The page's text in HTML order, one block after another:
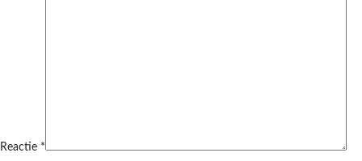
Reactie *